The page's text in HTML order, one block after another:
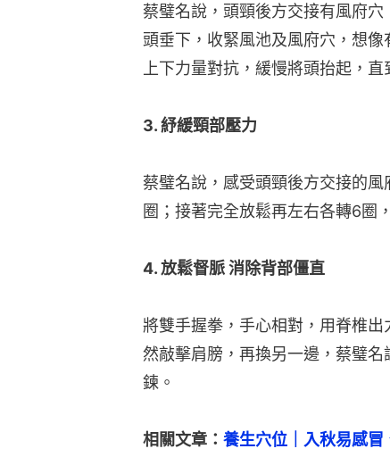
蔡璧名說，頭頸後方交接有風府
頭垂下，收緊風池及風府穴，想
上下力量對抗，緩慢將頭抬起，
3. 紓緩頸部壓力
蔡璧名說，感受頭頸後方交接的
圈；接著完全放鬆再左右各轉6圈
4. 放鬆督脈 消除背部僵直
將雙手握拳，手心相對，用脊椎
然敲擊肩膀，再換另一邊，蔡璧
鍊。
相關文章： 養生穴位｜入秋易感